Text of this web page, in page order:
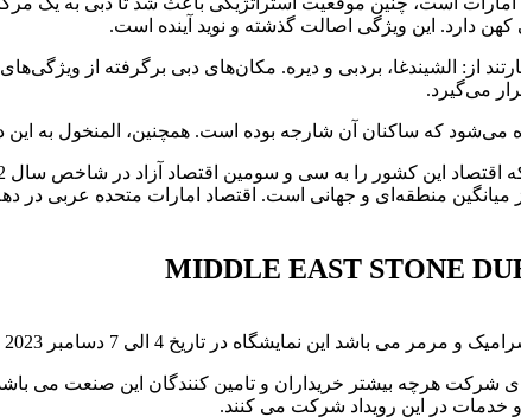
دارد. این ویژگی اصالت گذشته و نوید آینده است.
از: الشیندغا، بردبی و دیره. مکان‌های دبی برگرفته از
می‌گیرد.
می‌شود که ساکنان آن شارجه بوده‌ است. همچنین، المنخول به
7 دسامبر 2023 مصادف با 13 الی 16 آذر ماه 1402 و در منطقه منا برگزار می شود.
شرکت هرچه بیشتر خریداران و تامین کنندگان این صنعت
در این رویداد شرکت می کنند.